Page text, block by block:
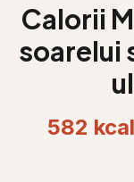
Calorii
soarelui
582 kcal